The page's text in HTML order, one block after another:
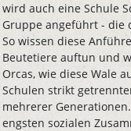
wird auch eine Schule
Gruppe angeführt - die
So wissen diese
Beutetiere auftun und
Orcas, wie diese Wale
Schulen strikt
mehrerer
engsten sozialen